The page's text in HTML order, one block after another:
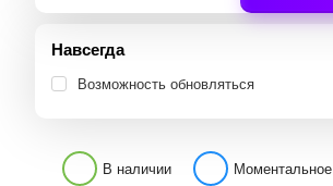
Навсегда
Возможность обновляться
В наличии Моментальное